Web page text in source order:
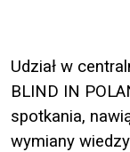
Udział w
BLIND IN
spotkania,
wymiany